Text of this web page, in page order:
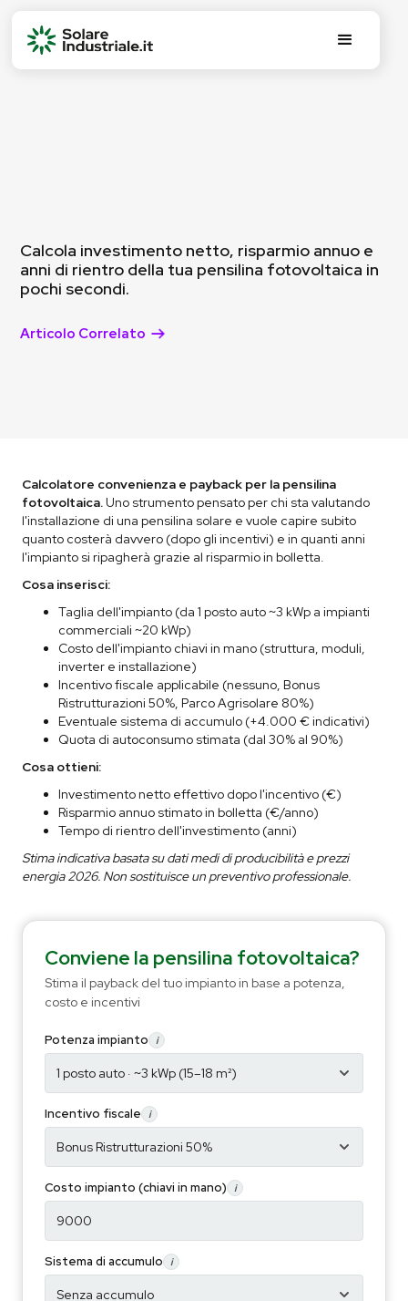
Calcola investimento netto, risparmio annuo e
anni di rientro della tua pensilina fotovoltaica in
pochi secondi.
Articolo Correlato
Calcolatore convenienza e payback per la pensilina
fotovoltaica. Uno strumento pensato per chi sta valutando
l'installazione di una pensilina solare e vuole capire subito
quanto costerà davvero (dopo gli incentivi) e in quanti anni
l'impianto si ripagherà grazie al risparmio in bolletta.
Cosa inserisci:
Taglia dell'impianto (da 1 posto auto ~3 kWp a impianti
commerciali ~20 kWp)
Costo dell'impianto chiavi in mano (struttura, moduli,
inverter e installazione)
Incentivo fiscale applicabile (nessuno, Bonus
Ristrutturazioni 50%, Parco Agrisolare 80%)
Eventuale sistema di accumulo (+4.000 € indicativi)
Quota di autoconsumo stimata (dal 30% al 90%)
Cosa ottieni:
Investimento netto effettivo dopo l'incentivo (€)
Risparmio annuo stimato in bolletta (€/anno)
Tempo di rientro dell'investimento (anni)
Stima indicativa basata su dati medi di producibilità e prezzi
energia 2026. Non sostituisce un preventivo professionale.
Conviene la pensilina fotovoltaica?
Stima il payback del tuo impianto in base a potenza,
costo e incentivi
Potenza impianto i
Incentivo fiscale i
Costo impianto (chiavi in mano) i
Sistema di accumulo i